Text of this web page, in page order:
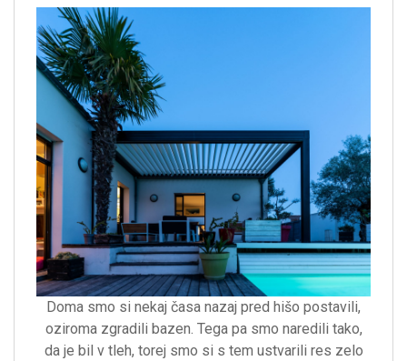
Doma smo si nekaj časa nazaj pred hišo postavili,
oziroma zgradili bazen. Tega pa smo naredili tako,
da je bil v tleh, torej smo si s tem ustvarili res zelo